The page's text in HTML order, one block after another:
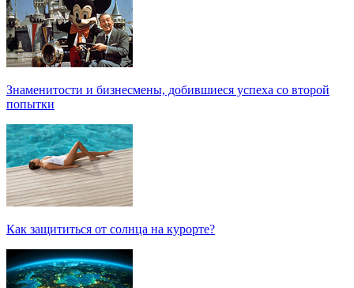
Знаменитости и бизнесмены, добившиеся успеха со второй
попытки
Как защититься от солнца на курорте?